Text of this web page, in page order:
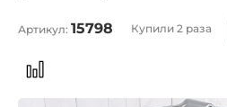
Артикул: 15798 Купили 2 раза